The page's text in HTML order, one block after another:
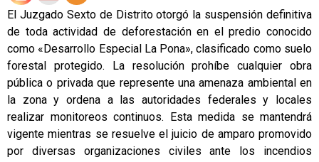
El Juzgado Sexto de Distrito otorgó la suspensión definitiva
de toda actividad de deforestación en el predio conocido
como «Desarrollo Especial La Pona», clasificado como suelo
forestal protegido. La resolución prohíbe cualquier obra
pública o privada que represente una amenaza ambiental en
la zona y ordena a las autoridades federales y locales
realizar monitoreos continuos. Esta medida se mantendrá
vigente mientras se resuelve el juicio de amparo promovido
por diversas organizaciones civiles ante los incendios